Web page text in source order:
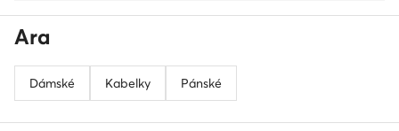
Ara
Dámské Kabelky Pánské